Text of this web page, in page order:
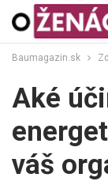
Baumagazin.sk
Aké
váš